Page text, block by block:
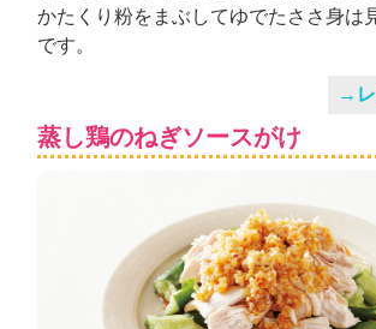
かたくり粉をまぶしてゆでたささ身は
です。
→レ
蒸し鶏のねぎソースがけ